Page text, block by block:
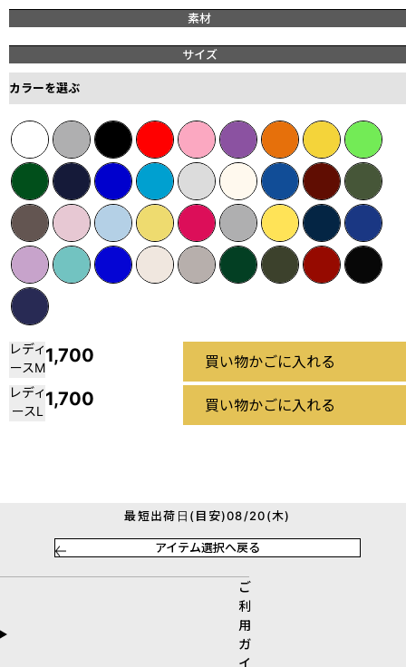
素材
サイズ
カラーを選ぶ
レディ
ースM
1,700 買い物かごに入れる
レディ
ースL
1,700 買い物かごに入れる
最短出荷日(目安)08/20(木)
アイテム選択へ戻る
ご
利
用
ガ
イ